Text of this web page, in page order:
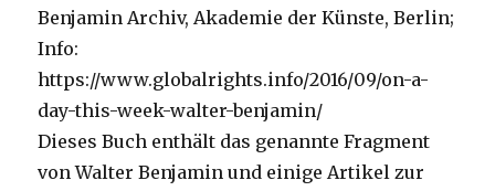
Benjamin Archiv, Akademie der Künste, Berlin;
Info:
https://www.globalrights.info/2016/09/on-a-
day-this-week-walter-benjamin/
Dieses Buch enthält das genannte Fragment
von Walter Benjamin und einige Artikel zur